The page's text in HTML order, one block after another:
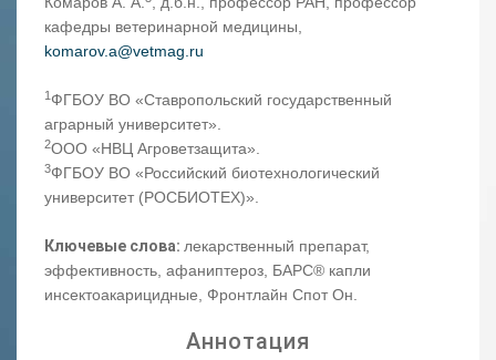
кафедры ветеринарной медицины,
komarov.a@vetmag.ru
1 ФГБОУ ВО «Ставропольский государственный
аграрный университет».
2ООО «НВЦ Агроветзащита».
3ФГБОУ ВО «Российский биотехнологический
университет (РОСБИОТЕХ)».
Ключевые слова: лекарственный препарат,
эффективность, афаниптероз, БАРС® капли
инсектоакарицидные, Фронтлайн Спот Он.
Аннотация